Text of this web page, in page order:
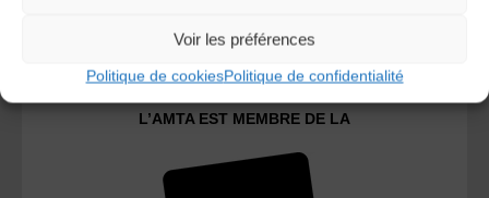
Voir les préférences
Politique de cookiesPolitique de confidentialité
L’AMTA EST MEMBRE DE LA